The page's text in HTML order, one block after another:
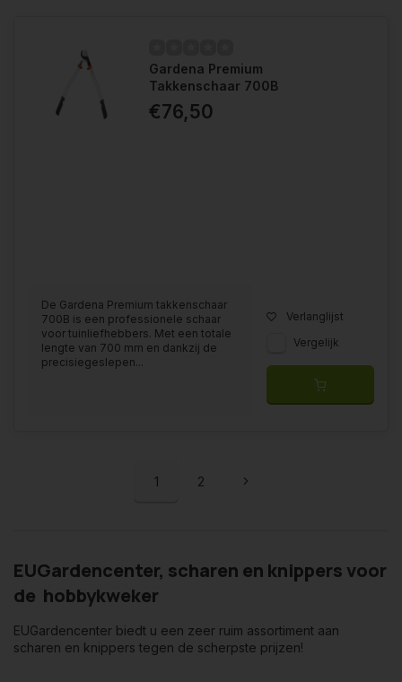
Gardena Premium
Takkenschaar 700B
€76,50
De Gardena Premium takkenschaar
700B is een professionele schaar
voor tuinliefhebbers. Met een totale
lengte van 700 mm en dankzij de
precisiegeslepen...
Verlanglijst
Vergelijk
1 2
EUGardencenter, scharen en knippers voor
de hobbykweker
EUGardencenter biedt u een zeer ruim assortiment aan
scharen en knippers tegen de scherpste prijzen!